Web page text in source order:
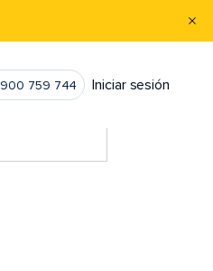
900 759 744 Iniciar sesión